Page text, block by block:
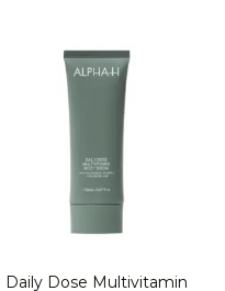
Daily Dose Multivitamin